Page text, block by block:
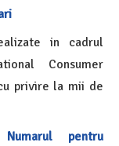
in cadrul
Consumer
privire la mii de
Numarul pentru